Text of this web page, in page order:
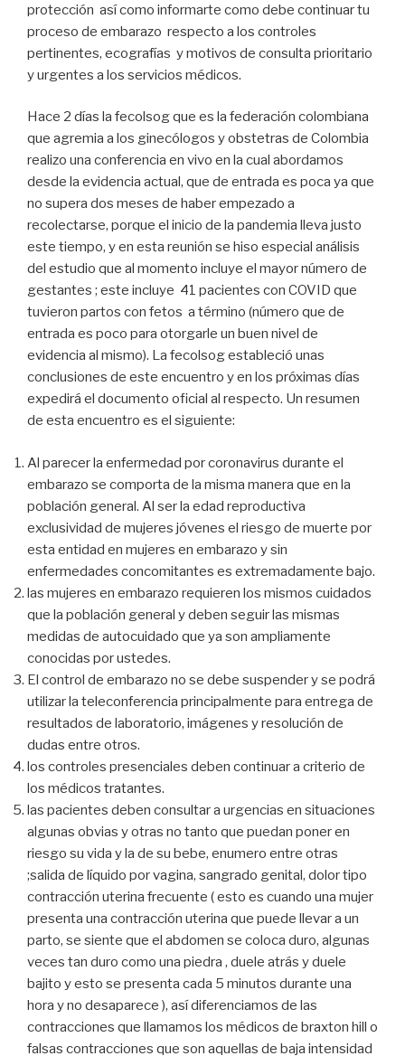
protección así como informarte como debe continuar tu
proceso de embarazo respecto a los controles
pertinentes, ecografías y motivos de consulta prioritario
y urgentes a los servicios médicos.
Hace 2 días la fecolsog que es la federación colombiana
que agremia a los ginecólogos y obstetras de Colombia
realizo una conferencia en vivo en la cual abordamos
desde la evidencia actual, que de entrada es poca ya que
no supera dos meses de haber empezado a
recolectarse, porque el inicio de la pandemia lleva justo
este tiempo, y en esta reunión se hiso especial análisis
del estudio que al momento incluye el mayor número de
gestantes ; este incluye 41 pacientes con COVID que
tuvieron partos con fetos a término (número que de
entrada es poco para otorgarle un buen nivel de
evidencia al mismo). La fecolsog estableció unas
conclusiones de este encuentro y en los próximas días
expedirá el documento oficial al respecto. Un resumen
de esta encuentro es el siguiente:
Al parecer la enfermedad por coronavirus durante el
embarazo se comporta de la misma manera que en la
población general. Al ser la edad reproductiva
exclusividad de mujeres jóvenes el riesgo de muerte por
esta entidad en mujeres en embarazo y sin
enfermedades concomitantes es extremadamente bajo.
las mujeres en embarazo requieren los mismos cuidados
que la población general y deben seguir las mismas
medidas de autocuidado que ya son ampliamente
conocidas por ustedes.
El control de embarazo no se debe suspender y se podrá
utilizar la teleconferencia principalmente para entrega de
resultados de laboratorio, imágenes y resolución de
dudas entre otros.
los controles presenciales deben continuar a criterio de
los médicos tratantes.
las pacientes deben consultar a urgencias en situaciones
algunas obvias y otras no tanto que puedan poner en
riesgo su vida y la de su bebe, enumero entre otras
;salida de líquido por vagina, sangrado genital, dolor tipo
contracción uterina frecuente ( esto es cuando una mujer
presenta una contracción uterina que puede llevar a un
parto, se siente que el abdomen se coloca duro, algunas
veces tan duro como una piedra , duele atrás y duele
bajito y esto se presenta cada 5 minutos durante una
hora y no desaparece ), así diferenciamos de las
contracciones que llamamos los médicos de braxton hill o
falsas contracciones que son aquellas de baja intensidad